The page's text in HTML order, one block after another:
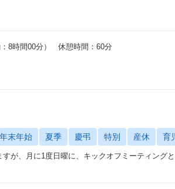
8時間00分） 休憩時間：60分
年末年始 夏季 慶弔 特別 産休 育
が、月に1度日曜に、キックオフミーティング